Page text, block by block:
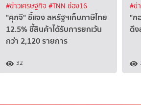
#ข่าวเศรษฐกิจ #TNN ช่อง16
"ศุภจี" ชี้แจง สหรัฐฯเก็บภาษีไทย
12.5% ชี้สินค้าได้รับการยกเว้น
กว่า 2,120 รายการ
32
#ข่
"ก
ดึ